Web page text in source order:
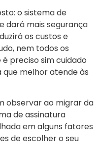
o sistema de
dará mais segurança
os custos e
nem todos os
preciso sim cuidado
que melhor atende às
observar ao migrar da
de assinatura
em alguns fatores
de escolher o seu